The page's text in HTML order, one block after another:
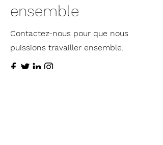
ensemble
Contactez-nous pour que nous
puissions travailler ensemble.